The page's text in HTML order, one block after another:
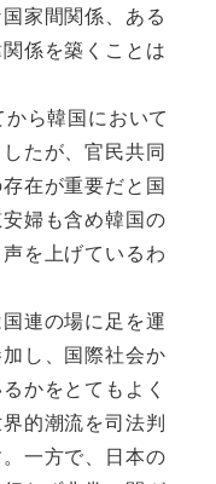
家間関係、ある
係を築くことは
ら韓国において
たが、官民共同
在が重要だと国
婦も含め韓国の
を上げているわ
連の場に足を運
し、国際社会か
かをとてもよく
的潮流を司法判
一方で、日本の